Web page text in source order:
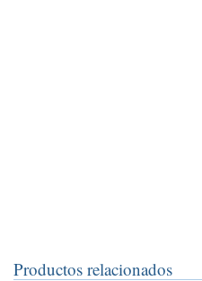
Productos relacionados